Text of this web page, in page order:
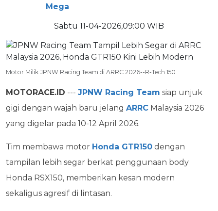
Mega
Sabtu 11-04-2026,09:00 WIB
Motor Milik JPNW Racing Team di ARRC 2026--R-Tech 150
MOTORACE.ID --- JPNW Racing Team siap unjuk
gigi dengan wajah baru jelang ARRC Malaysia 2026
yang digelar pada 10-12 April 2026.
Tim membawa motor Honda GTR150 dengan
tampilan lebih segar berkat penggunaan body
Honda RSX150, memberikan kesan modern
sekaligus agresif di lintasan.